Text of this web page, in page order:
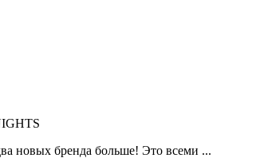
новых бренда больше! Это всеми ...